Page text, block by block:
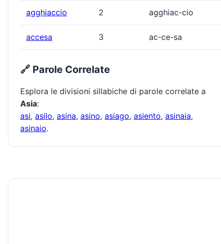
agghiaccio 2 agghiac-cio
accesa 3 ac-ce-sa
🔗 Parole Correlate
Esplora le divisioni sillabiche di parole correlate a
Asia:
asi, asilo, asina, asino, asiago, asiento, asinaia,
asinaio.